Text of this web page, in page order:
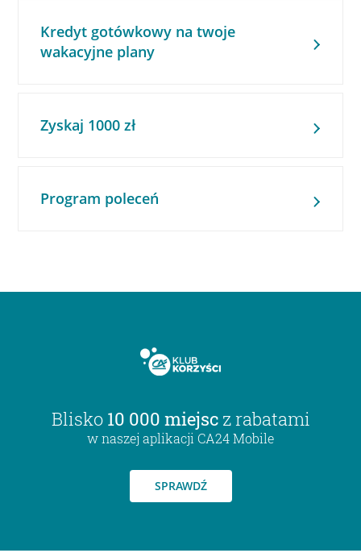
Kredyt gotówkowy na twoje
wakacyjne plany
Zyskaj 1000 zł
Program poleceń
Blisko 10 000 miejsc z rabatami
w naszej aplikacji CA24 Mobile
SPRAWDŹ